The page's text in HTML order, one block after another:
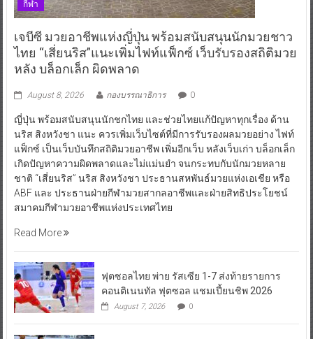
กีฬา
เจบีซี มวยอาชีพแห่งญี่ปุ่น พร้อมสนับสนุนนักมวยชาว
ไทย “เสี่ยนริส”แนะเพิ่มไฟท์แฟ็กซ์ เว็บรับรองสถิติมวย
หลัง บล็อกเล็ก ผิดพลาด
August 8, 2026 กองบรรณาธิการ 0
ญี่ปุ่น พร้อมสนับสนุนนักชกไทย และช่วยไทยแก้ปัญหาทุกเรื่อง ด้าน
นริส สิงหวังชา แนะ ควรเพิ่มเว็บไซต์ที่มีการรับรองผลมวยอย่าง ไฟท์
แฟ็กซ์ เป็นเว็บบันทึกสถิติมวยอาชีพ เพิ่มอีกเว็บ หลังเว็บเก่า บล็อกเล็ก
เกิดปัญหาความผิดพลาดและไม่แม่นยำ จนกระทบกับนักมวยหลาย
ชาติ “เสี่ยนริส” นริส สิงหวังชา ประธานสหพันธ์มวยแห่งเอเชีย หรือ
ABF และ ประธานฝ่ายกีฬามวยสากลอาชีพและฝ่ายสิทธิประโยชน์
สมาคมกีฬามวยอาชีพแห่งประเทศไทย
Read More
ฟุตซอลไทย พ่าย รัสเซีย 1-7 ส่งท้ายรายการ
คอนติเนนทัล ฟุตซอล แชมเปี้ยนชิพ 2026
August 7, 2026 0